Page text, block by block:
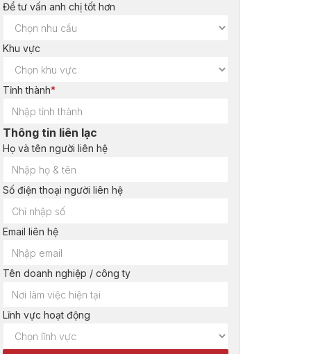
Để tư vấn anh chị tốt hơn
Khu vực
Tỉnh thành*
Thông tin liên lạc
Họ và tên người liên hệ
Số điện thoại người liên hệ
Email liên hệ
Tên doanh nghiệp / công ty
Lĩnh vực hoạt động